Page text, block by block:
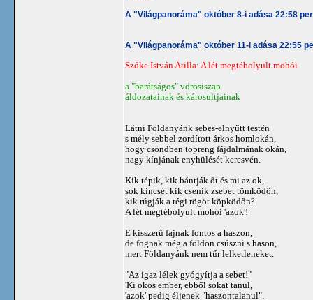
A "Világpanoráma" október 8-i adása 22:58
A "Világpanoráma" október 11-i adása 22:55
Szőke István Atilla: A lét megtébolyult mohói
a "barátságos" vörösiszap
áldozatainak és károsultjainak
Látni Földanyánk sebes-elnyűtt testén
s mély sebbel zordított árkos homlokán,
hogy csöndben töpreng fájdalmának okán,
nagy kínjának enyhülését keresvén.
Kik tépik, kik bántják őt és mi az ok,
sok kincsét kik csenik zsebet tömködőn,
kik rúgják a régi rögöt köpködőn?
A lét megtébolyult mohói 'azok'!
E kisszerű fajnak fontos a haszon,
de fognak még a földön csúszni s hason,
mert Földanyánk nem tűr lelketleneket.
"Az igaz lélek gyógyítja a sebet!"
'Ki okos ember, ebből sokat tanul,
'azok' pedig éljenek "haszontalanul".